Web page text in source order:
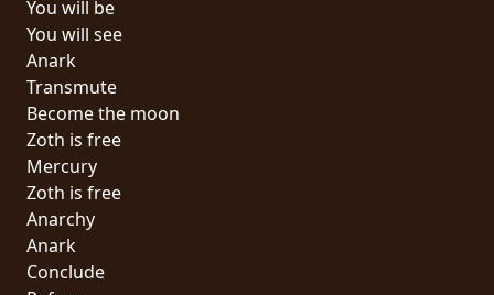
NOUS
SOMMES
CONNECTÉS
CONDITIONS
D'UTILISATION
POLITIQUE
DE
CONFIDENTIALITÉ
You will be
You will see
Anark
Transmute
Become the moon
Zoth is free
Mercury
Zoth is free
Anarchy
Anark
Conclude